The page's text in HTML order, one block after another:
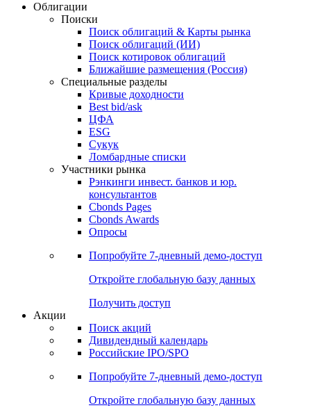
Облигации
Поиски
Поиск облигаций & Карты рынка
Поиск облигаций (ИИ)
Поиск котировок облигаций
Ближайшие размещения (Россия)
Специальные разделы
Кривые доходности
Best bid/ask
ЦФА
ESG
Сукук
Ломбардные списки
Участники рынка
Рэнкинги инвест. банков и юр.
консультантов
Cbonds Pages
Cbonds Awards
Опросы
Попробуйте 7-дневный демо-доступ
Откройте глобальную базу данных
Получить доступ
Акции
Поиск акций
Дивидендный календарь
Российские IPO/SPO
Попробуйте 7-дневный демо-доступ
Откройте глобальную базу данных